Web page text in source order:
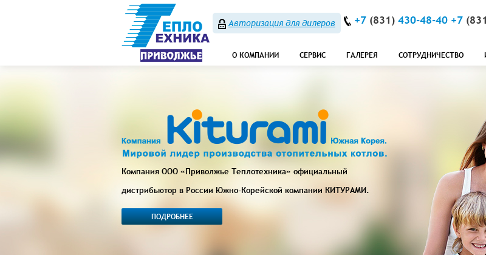
Авторизация для дилеров +7 (831) 430-48-40 +7
О КОМПАНИИ СЕРВИС ГАЛЕРЕЯ СОТРУДНИЧЕСТВО
Компания ООО «Приволжье Теплотехника» официальный
дистрибьютор в России Южно-Корейской компании КИТУРАМИ.
ПОДРОБНЕЕ